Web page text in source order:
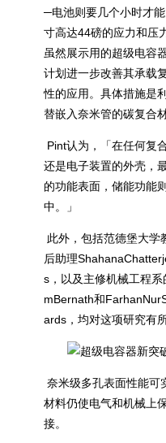
─电池则要几个小时才
寸高达44磅的应力和压
虽然展示用的超级电容
计划进一步改善其承载
性的应用。具体措施是
替嵌入奈米管的碳复合
Pint认为，「在任何复
还是电子装置的外壳，
的功能表面，储能功能
中。」
此外，包括范德堡大
后助理
s，以及主修机械工程
mBernath和
ards，均对这项研究有所
奈米级多孔表面性能可
材料仍使电气和机械上
接。